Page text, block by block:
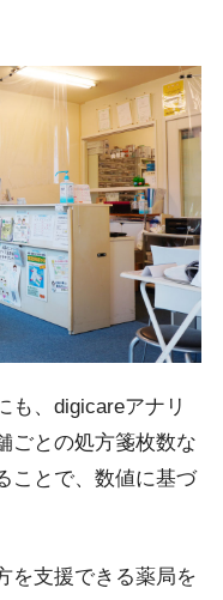
も、digicareアナリ
ごとの処方箋枚数な
ことで、数値に基づ
を支援できる薬局を